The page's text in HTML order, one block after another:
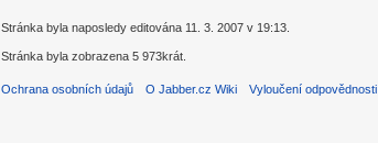
Stránka byla naposledy editována 11. 3. 2007 v 19:13.
Stránka byla zobrazena 5 973krát.
Ochrana osobních údajů O Jabber.cz Wiki Vyloučení odpovědnosti